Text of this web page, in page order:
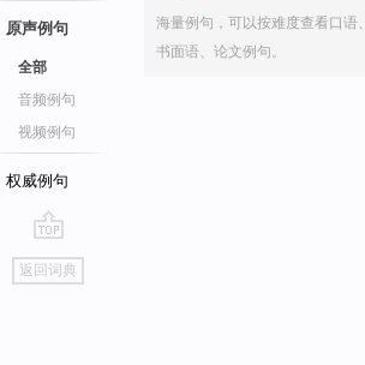
原声例句
全部
音频例句
视频例句
权威例句
go
top
返回词典
海量例句，可以按难度查看口语、
书面语、论文例句。